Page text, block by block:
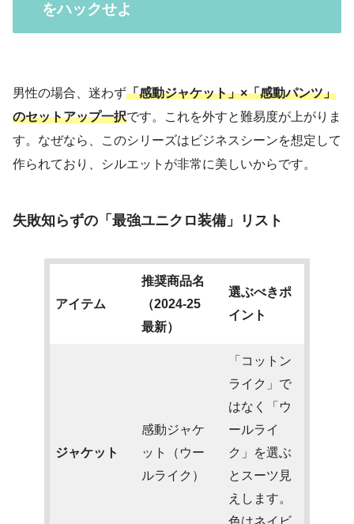
をハックせよ
男性の場合、迷わず「感動ジャケット」×「感動パンツ」
のセットアップ一択です。これを外すと難易度が上がりま
す。なぜなら、このシリーズはビジネスシーンを想定して
作られており、シルエットが非常に美しいからです。
失敗知らずの「最強ユニクロ装備」リスト
アイテム
推奨商品名
（2024-25
最新）
選ぶべきポ
イント
ジャケット
感動ジャケ
ット（ウー
ルライク）
「コットン
ライク」で
はなく「ウ
ールライ
ク」を選ぶ
とスーツ見
えします。